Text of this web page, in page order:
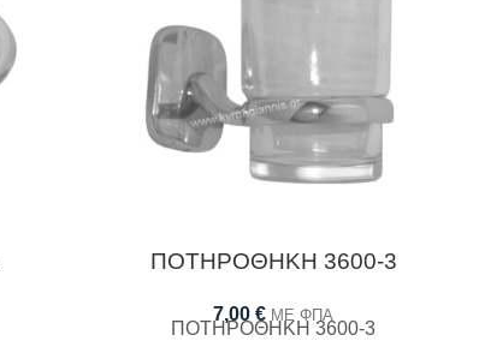
ΠΟΤΗΡΟΘΗΚΗ 3600-3
7,00 € ΜΕ ΦΠΑ
ΠΟΤΗΡΟΘΗΚΗ 3600-3